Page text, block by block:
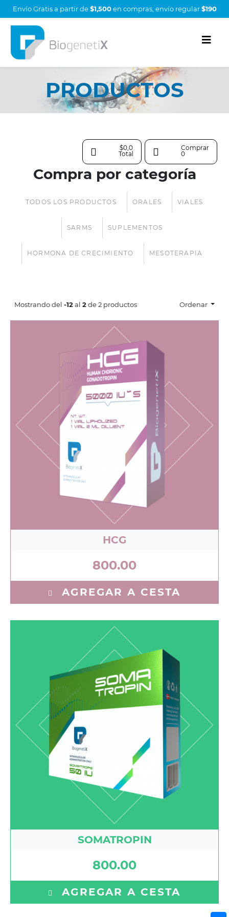
Envío Gratis a partir de$1,500en compras, envío regular$190
PRODUCTOS
$0,0
Total
Comprar
0
Compra por categoría
TODOS LOS PRODUCTOS ORALES VIALES
SARMS SUPLEMENTOS
HORMONA DE CRECIMIENTO MESOTERAPIA
Mostrando del -12al 2de 2 productos Ordenar
HCG
800.00
AGREGAR A CESTA
SOMATROPIN
800.00
AGREGAR A CESTA